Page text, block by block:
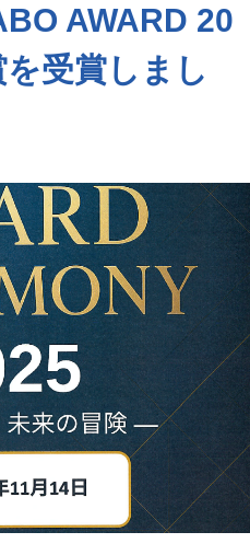
AWARD 20
受賞しまし